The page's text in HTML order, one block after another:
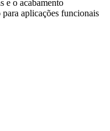
e o acabamento
aplicações funcionais